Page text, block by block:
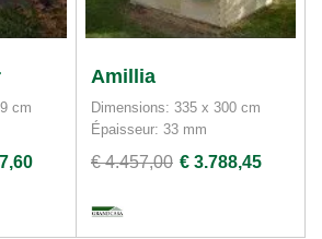
cm
Amillia
Dimensions: 335 x 300 cm
Épaisseur: 33 mm
€ 4.457,00 € 3.788,45